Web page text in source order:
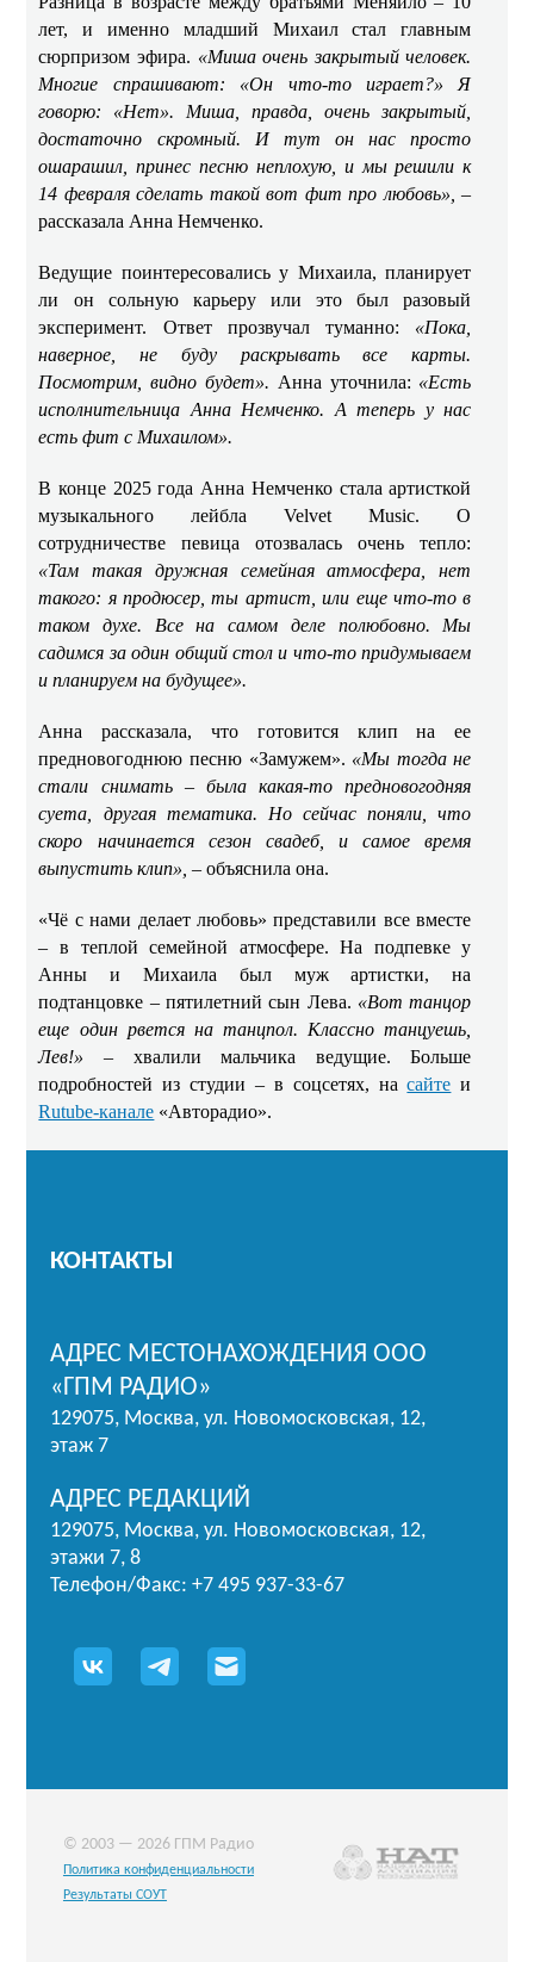
лет, и именно младший Михаил стал главным
сюрпризом эфира. «Миша очень закрытый человек.
Многие спрашивают: «Он что-то играет?» Я
говорю: «Нет». Миша, правда, очень закрытый,
достаточно скромный. И тут он нас просто
ошарашил, принес песню неплохую, и мы решили к
14 февраля сделать такой вот фит про любовь»,–
рассказала Анна Немченко.
Ведущие поинтересовались у Михаила, планирует
ли он сольную карьеру или это был разовый
эксперимент. Ответ прозвучал туманно: «Пока,
наверное, не буду раскрывать все карты.
Посмотрим, видно будет». Анна уточнила: «Есть
исполнительница Анна Немченко. А теперь у нас
есть фит с Михаилом».
В конце 2025 года Анна Немченко стала артисткой
музыкального лейбла Velvet Music. О
сотрудничестве певица отозвалась очень тепло:
«Там такая дружная семейная атмосфера, нет
такого: я продюсер, ты артист, или еще что-то в
таком духе. Все на самом деле полюбовно. Мы
садимся за один общий стол и что-то придумываем
и планируем на будущее».
Анна рассказала, что готовится клип на ее
предновогоднюю песню «Замужем». «Мы тогда не
стали снимать – была какая-то предновогодняя
суета, другая тематика. Но сейчас поняли, что
скоро начинается сезон свадеб, и самое время
выпустить клип», –объяснила она.
«Чё с нами делает любовь» представили все вместе
– в теплой семейной атмосфере. На подпевке у
Анны и Михаила был муж артистки, на
подтанцовке – пятилетний сын Лева. «Вот танцор
еще один рвется на танцпол. Классно танцуешь,
Лев!» – хвалили мальчика ведущие. Больше
подробностей из студии – в соцсетях, насайте и
Rutube-канале «Авторадио».
КОНТАКТЫ
АДРЕС МЕСТОНАХОЖДЕНИЯ ООО
«ГПМ РАДИО»
129075, Москва, ул. Новомосковская, 12,
этаж 7
АДРЕС РЕДАКЦИЙ
129075, Москва, ул. Новомосковская, 12,
этажи 7, 8
Телефон/Факс: +7 495 937-33-67
© 2003 — 2026 ГПМ Радио
Политика конфиденциальности
Результаты СОУТ